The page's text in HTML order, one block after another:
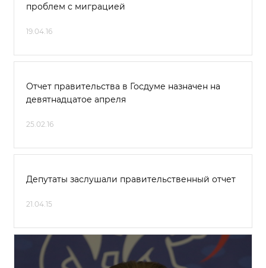
проблем с миграцией
19.04.16
Отчет правительства в Госдуме назначен на
девятнадцатое апреля
25.02.16
Депутаты заслушали правительственный отчет
21.04.15